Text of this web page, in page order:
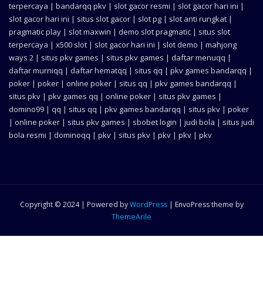
terpercaya | bandarqq pkv | slot gacor resmi | slot gacor hari ini |
slot gacor hari ini | situs slot gacor | slot pg | slot anti rungkat |
pragmatic play | slot maxwin | demo slot pragmatic | situs slot
terpercaya | x500 slot | slot gacor hari ini | slot demo | mahjong
ways 2 | situs pkv games | situs pkv games | daftar menuqq |
daftar murniqq | daftar hematqq | situs qq | pkv games bandarqq |
poker | poker | online poker | situs qq | pkv games bandarqq |
situs pkv | pkv games qq | online poker | situs pkv games |
domino99 | qq | situs qq | pkv games bandarqq | situs pkv | poker
| online poker | situs pkv games | sbobet login | judi bola | situs judi
bola resmi | dominoqq | pkv | situs pkv | pkv | pkv | pkv
Copyright © 2024 | Powered byWordPress | EnvoPress theme by
ThemeArile